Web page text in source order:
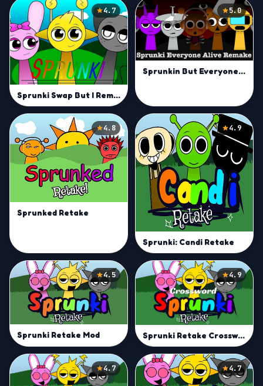
4.7
Sprunki Swap But I Remake | Mix with Swapped Characters
5.0
Sprunkin But Everyone is Alive Remake
4.8
Sprunked Retake
4.9
Sprunki: Candi Retake
4.5
Sprunki Retake Mod
4.9
Sprunki Retake Crossword
4.7 4.7